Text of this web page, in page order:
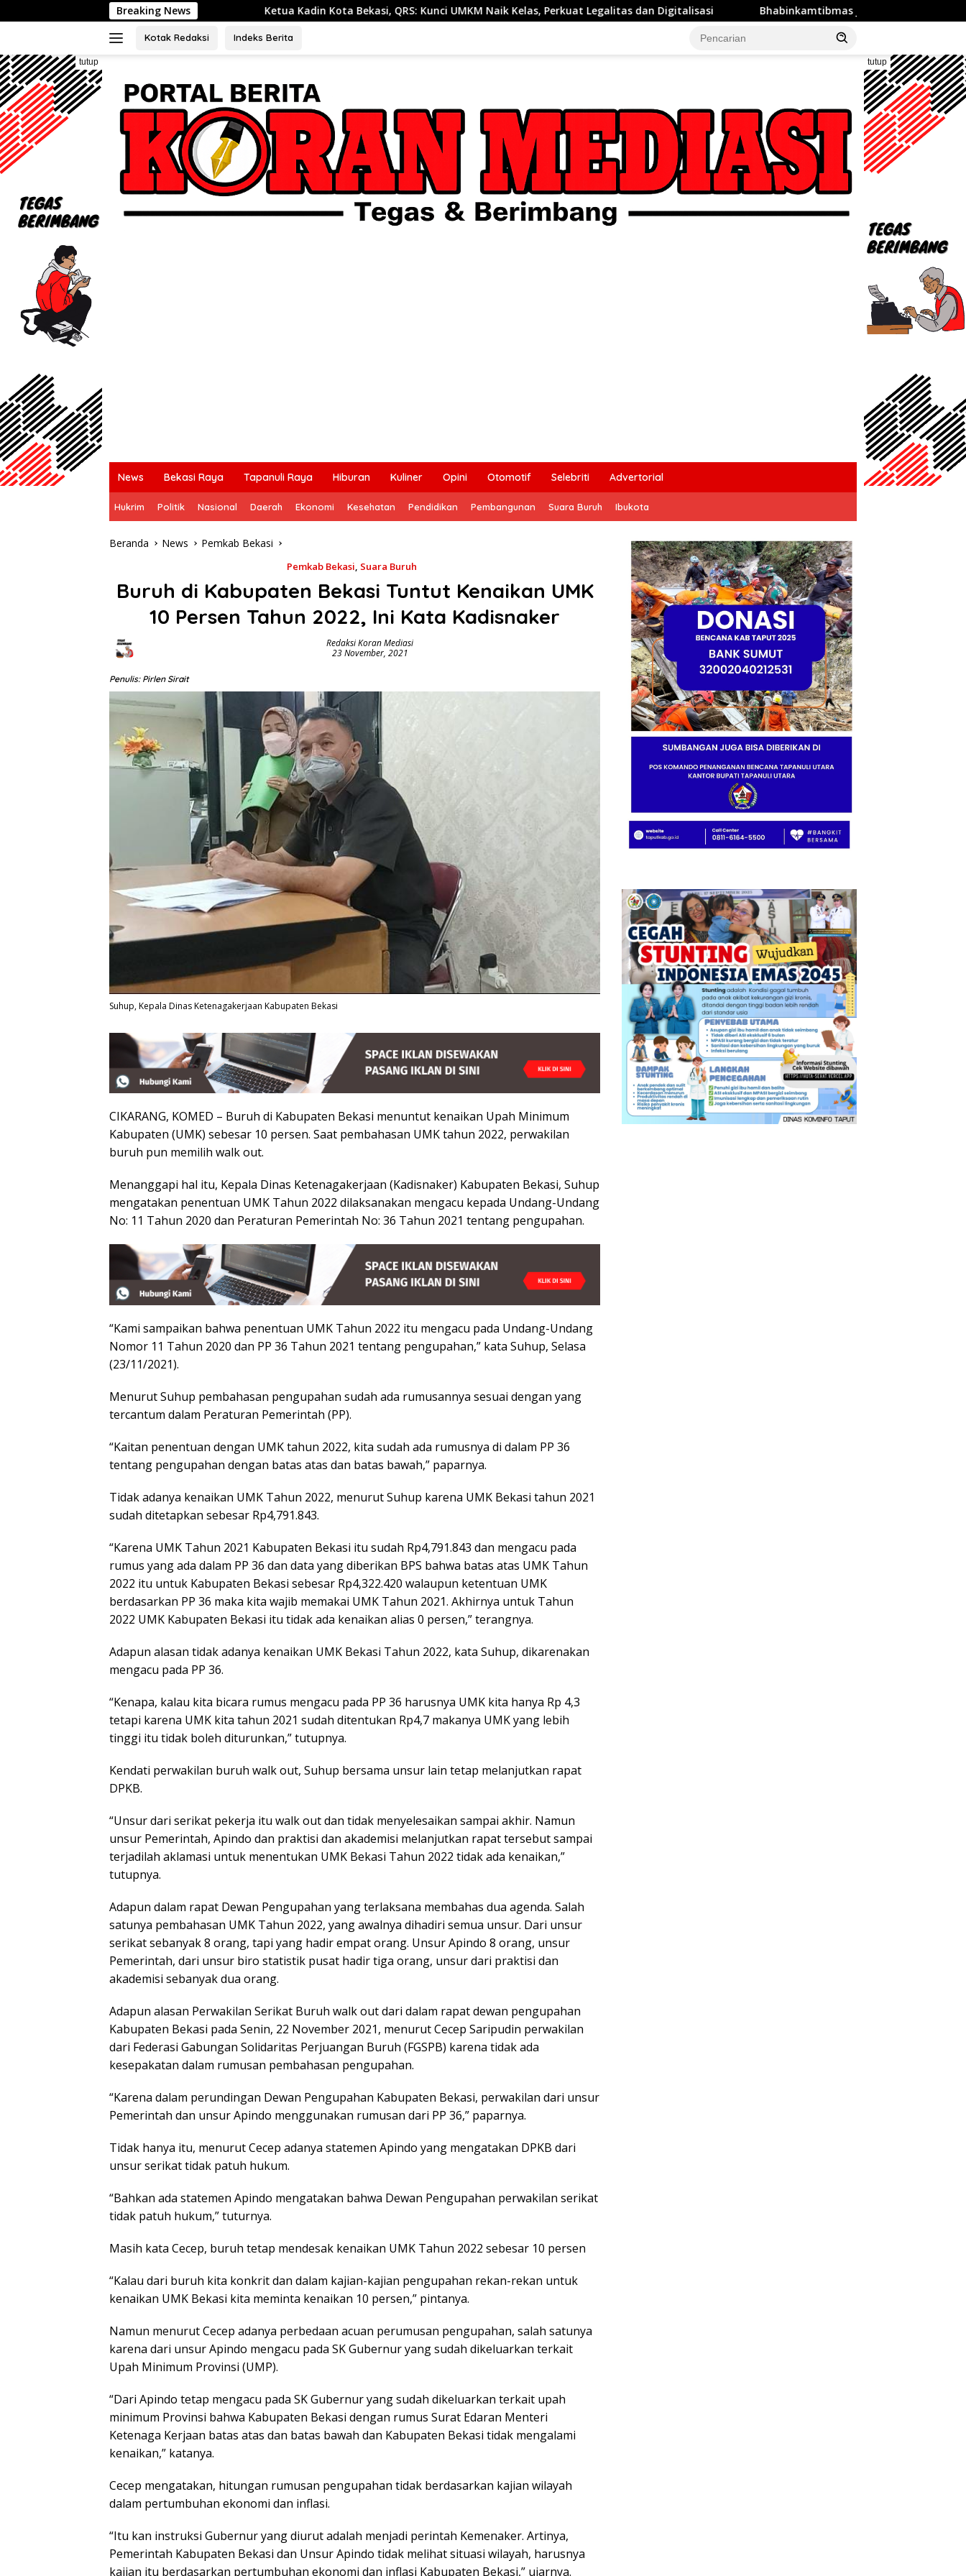
ke
Breaking NewsKetua Kadin Kota Bekasi, QRS: Kunci UMKM Naik Kelas, Perkuat Legalitas dan Digitalisasi Bhabinkamtibmas Jatibening Serap Aspirasi Warga dan
Kotak Redaksi Indeks Berita
tutup tutup
News Bekasi Raya Tapanuli Raya Hiburan Kuliner Opini Otomotif Selebriti Advertorial
Hukrim Politik Nasional Daerah Ekonomi Kesehatan Pendidikan Pembangunan Suara Buruh Ibukota
Beranda News Pemkab Bekasi
Pemkab Bekasi, Suara Buruh
Buruh di Kabupaten Bekasi Tuntut Kenaikan UMK
10 Persen Tahun 2022, Ini Kata Kadisnaker
Redaksi Koran Mediasi
23 November, 2021
Penulis: Pirlen Sirait
Suhup, Kepala Dinas Ketenagakerjaan Kabupaten Bekasi
CIKARANG, KOMED – Buruh di Kabupaten Bekasi menuntut kenaikan Upah Minimum
Kabupaten (UMK) sebesar 10 persen. Saat pembahasan UMK tahun 2022, perwakilan
buruh pun memilih walk out.
Menanggapi hal itu, Kepala Dinas Ketenagakerjaan (Kadisnaker) Kabupaten Bekasi, Suhup
mengatakan penentuan UMK Tahun 2022 dilaksanakan mengacu kepada Undang-Undang
No: 11 Tahun 2020 dan Peraturan Pemerintah No: 36 Tahun 2021 tentang pengupahan.
“Kami sampaikan bahwa penentuan UMK Tahun 2022 itu mengacu pada Undang-Undang
Nomor 11 Tahun 2020 dan PP 36 Tahun 2021 tentang pengupahan,” kata Suhup, Selasa
(23/11/2021).
Menurut Suhup pembahasan pengupahan sudah ada rumusannya sesuai dengan yang
tercantum dalam Peraturan Pemerintah (PP).
“Kaitan penentuan dengan UMK tahun 2022, kita sudah ada rumusnya di dalam PP 36
tentang pengupahan dengan batas atas dan batas bawah,” paparnya.
Tidak adanya kenaikan UMK Tahun 2022, menurut Suhup karena UMK Bekasi tahun 2021
sudah ditetapkan sebesar Rp4,791.843.
“Karena UMK Tahun 2021 Kabupaten Bekasi itu sudah Rp4,791.843 dan mengacu pada
rumus yang ada dalam PP 36 dan data yang diberikan BPS bahwa batas atas UMK Tahun
2022 itu untuk Kabupaten Bekasi sebesar Rp4,322.420 walaupun ketentuan UMK
berdasarkan PP 36 maka kita wajib memakai UMK Tahun 2021. Akhirnya untuk Tahun
2022 UMK Kabupaten Bekasi itu tidak ada kenaikan alias 0 persen,” terangnya.
Adapun alasan tidak adanya kenaikan UMK Bekasi Tahun 2022, kata Suhup, dikarenakan
mengacu pada PP 36.
“Kenapa, kalau kita bicara rumus mengacu pada PP 36 harusnya UMK kita hanya Rp 4,3
tetapi karena UMK kita tahun 2021 sudah ditentukan Rp4,7 makanya UMK yang lebih
tinggi itu tidak boleh diturunkan,” tutupnya.
Kendati perwakilan buruh walk out, Suhup bersama unsur lain tetap melanjutkan rapat
DPKB.
“Unsur dari serikat pekerja itu walk out dan tidak menyelesaikan sampai akhir. Namun
unsur Pemerintah, Apindo dan praktisi dan akademisi melanjutkan rapat tersebut sampai
terjadilah aklamasi untuk menentukan UMK Bekasi Tahun 2022 tidak ada kenaikan,”
tutupnya.
Adapun dalam rapat Dewan Pengupahan yang terlaksana membahas dua agenda. Salah
satunya pembahasan UMK Tahun 2022, yang awalnya dihadiri semua unsur. Dari unsur
serikat sebanyak 8 orang, tapi yang hadir empat orang. Unsur Apindo 8 orang, unsur
Pemerintah, dari unsur biro statistik pusat hadir tiga orang, unsur dari praktisi dan
akademisi sebanyak dua orang.
Adapun alasan Perwakilan Serikat Buruh walk out dari dalam rapat dewan pengupahan
Kabupaten Bekasi pada Senin, 22 November 2021, menurut Cecep Saripudin perwakilan
dari Federasi Gabungan Solidaritas Perjuangan Buruh (FGSPB) karena tidak ada
kesepakatan dalam rumusan pembahasan pengupahan.
“Karena dalam perundingan Dewan Pengupahan Kabupaten Bekasi, perwakilan dari unsur
Pemerintah dan unsur Apindo menggunakan rumusan dari PP 36,” paparnya.
Tidak hanya itu, menurut Cecep adanya statemen Apindo yang mengatakan DPKB dari
unsur serikat tidak patuh hukum.
“Bahkan ada statemen Apindo mengatakan bahwa Dewan Pengupahan perwakilan serikat
tidak patuh hukum,” tuturnya.
Masih kata Cecep, buruh tetap mendesak kenaikan UMK Tahun 2022 sebesar 10 persen
“Kalau dari buruh kita konkrit dan dalam kajian-kajian pengupahan rekan-rekan untuk
kenaikan UMK Bekasi kita meminta kenaikan 10 persen,” pintanya.
Namun menurut Cecep adanya perbedaan acuan perumusan pengupahan, salah satunya
karena dari unsur Apindo mengacu pada SK Gubernur yang sudah dikeluarkan terkait
Upah Minimum Provinsi (UMP).
“Dari Apindo tetap mengacu pada SK Gubernur yang sudah dikeluarkan terkait upah
minimum Provinsi bahwa Kabupaten Bekasi dengan rumus Surat Edaran Menteri
Ketenaga Kerjaan batas atas dan batas bawah dan Kabupaten Bekasi tidak mengalami
kenaikan,” katanya.
Cecep mengatakan, hitungan rumusan pengupahan tidak berdasarkan kajian wilayah
dalam pertumbuhan ekonomi dan inflasi.
“Itu kan instruksi Gubernur yang diurut adalah menjadi perintah Kemenaker. Artinya,
Pemerintah Kabupaten Bekasi dan Unsur Apindo tidak melihat situasi wilayah, harusnya
kajian itu berdasarkan pertumbuhan ekonomi dan inflasi Kabupaten Bekasi,” ujarnya.